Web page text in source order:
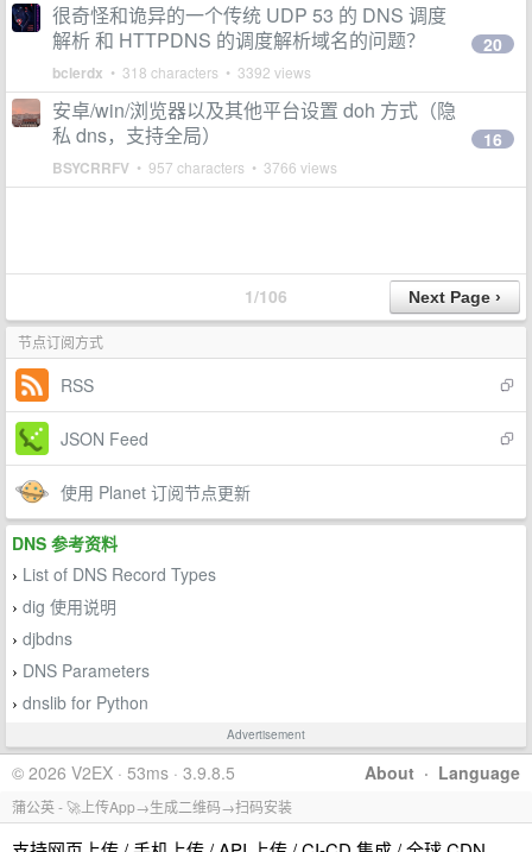
很奇怪和诡异的一个传统 UDP 53 的 DNS 调度
解析 和 HTTPDNS 的调度解析域名的问题？
bclerdx • 318 characters • 3392 views
20
安卓/win/浏览器以及其他平台设置 doh 方式（隐
私 dns，支持全局）
BSYCRRFV • 957 characters • 3766 views
16
1/106
节点订阅方式
RSS
JSON Feed
使用 Planet 订阅节点更新
DNS 参考资料
› List of DNS Record Types
› dig 使用说明
› djbdns
› DNS Parameters
› dnslib for Python
Advertisement
About · Language
© 2026 V2EX · 53ms · 3.9.8.5
蒲公英 - 🚀上传App→生成二维码→扫码安装